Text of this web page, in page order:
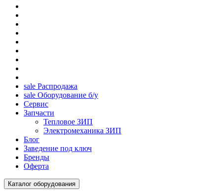
sale Распродажа
sale Оборудование б/у
Сервис
Запчасти
Тепловое ЗИП
Электромеханика ЗИП
Блог
Заведение под ключ
Бренды
Оферта
Каталог оборудования